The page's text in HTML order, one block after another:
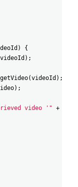
)
{
videoId ) ;
getVideo(videoId ) ;
) ;
video '" +